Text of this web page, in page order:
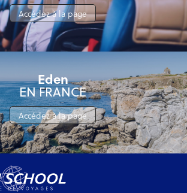
Accédez à la page
Eden
EN FRANCE
Accédez à la page